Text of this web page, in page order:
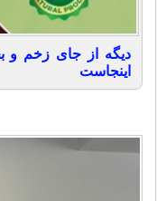
دیگه از جای زخم و
اینجاست